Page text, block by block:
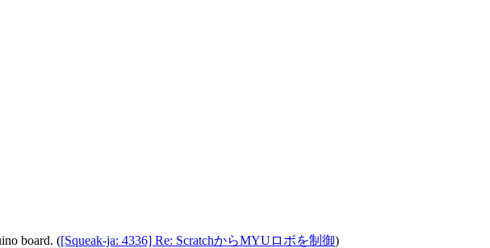
board. ([Squeak-ja: 4336] Re: ScratchからMYUロボを制御)